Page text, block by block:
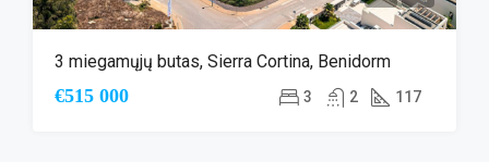
3 miegamųjų butas, Sierra Cortina, Benidorm
€515 000 3 2 117